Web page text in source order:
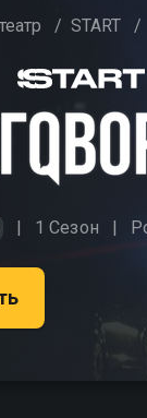
/ START /
1 Сезон